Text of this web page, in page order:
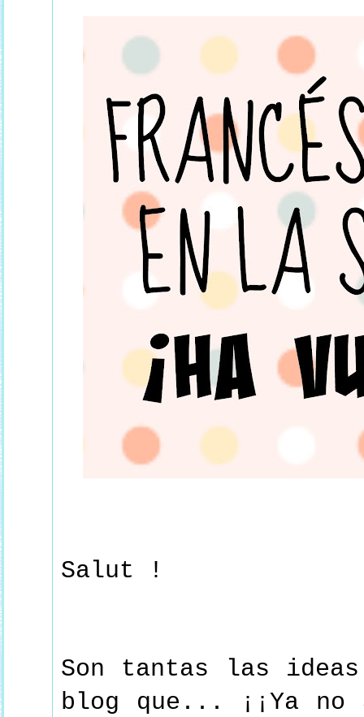
Salut !
Son tantas las
blog que... ¡¡Ya no